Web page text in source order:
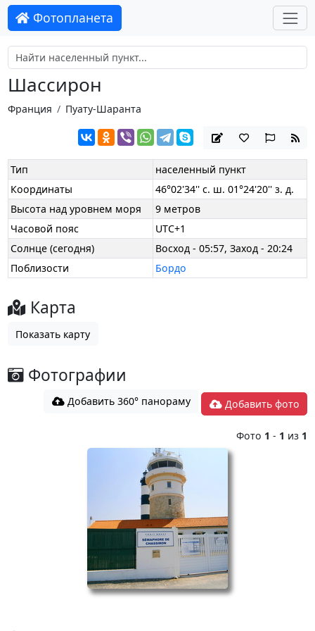
Фотопланета
Шассирон
Франция Пуату-Шаранта
Тип
населенный пункт
Координаты
46°02'34'' с. ш. 01°24'20'' з. д.
Высота над уровнем моря
9 метров
Часовой пояс
UTC+1
Солнце (сегодня)
Восход - 05:57, Заход - 20:24
Поблизости
Бордо
Карта
Показать карту
Фотографии
Добавить 360° панораму Добавить фото
Фото 1 - 1 из 1